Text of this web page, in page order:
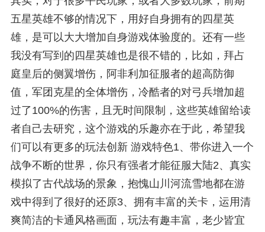
五星英雄不够的情况下，用好自身拥有的四星英
雄，是可以大大增加自身游戏体验度的。还有一些
我没有写到的四星英雄也是很不错的，比如，拜占
庭皇后的侧翼增伤，阿非利加征服者的超高防御
值，军团克星的全体增伤，冷酷者的对弓兵增加超
过了100%的伤害，且无时间限制，这些英雄留给读
者自己去研究，这个游戏的乐趣亦在于此，希望我
们可以有更多的玩法创新 游戏特色1、带你进入一个
战争不断的世界，你只有强者才能征服大陆2、真实
模拟了古代战场的景象，抱愧山川河流雪地都在游
戏中得到了很好的还原3、拥有丰富的关卡，运用清
爽简洁的卡通风格画面，玩法有趣丰富，老少皆宜